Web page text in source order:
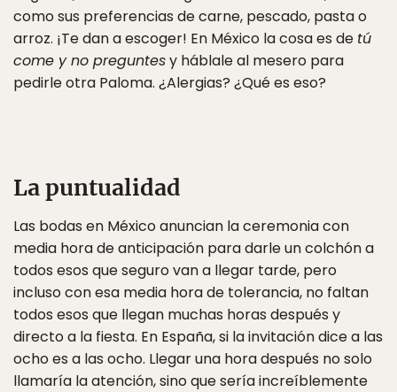
como sus preferencias de carne, pescado, pasta o
arroz. ¡Te dan a escoger! En México la cosa es de tú
come y no preguntesy háblale al mesero para
pedirle otra Paloma. ¿Alergias? ¿Qué es eso?
La puntualidad
Las bodas en México anuncian la ceremonia con
media hora de anticipación para darle un colchón a
todos esos que seguro van a llegar tarde, pero
incluso con esa media hora de tolerancia, no faltan
todos esos que llegan muchas horas después y
directo a la fiesta. En España, si la invitación dice a las
ocho es a las ocho. Llegar una hora después no solo
llamaría la atención, sino que sería increíblemente